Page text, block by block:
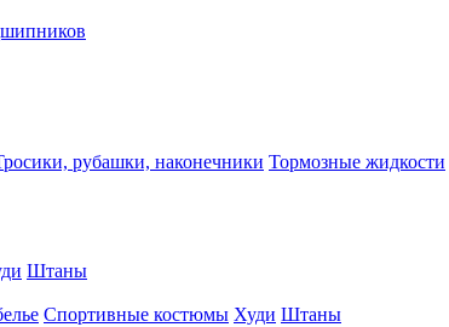
рубашки, наконечники Тормозные жидкости
Штаны
Спортивные костюмы Худи Штаны